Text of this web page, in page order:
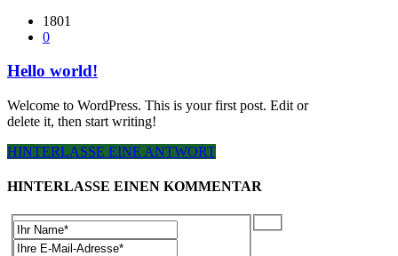
1801
0
Hello world!
Welcome to WordPress. This is your first post. Edit or
delete it, then start writing!
HINTERLASSE EINE ANTWORT
HINTERLASSE EINEN KOMMENTAR